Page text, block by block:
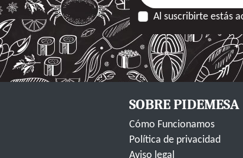
Al suscribirte estás
SOBRE PIDEMESA
Cómo Funcionamos
Política de privacidad
Aviso legal